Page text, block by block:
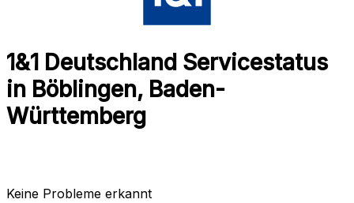
1&1 Deutschland Servicestatus
in Böblingen, Baden-
Württemberg
Keine Probleme erkannt